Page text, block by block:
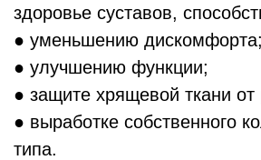
здоровье суставов,
● уменьшению дискомфорта;
● улучшению функции;
● защите хрящевой ткани от
● выработке собственного
типа.